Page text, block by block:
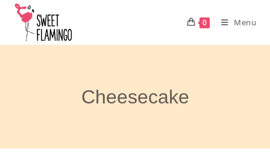
Skip
content
0 Menu
Cheesecake